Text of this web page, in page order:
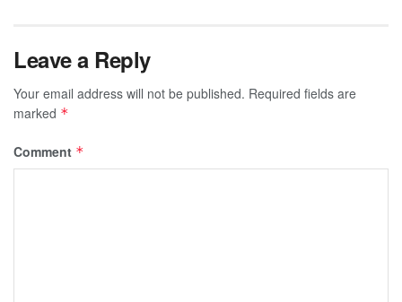
Leave a Reply
Your email address will not be published. Required fields are
marked *
Comment *